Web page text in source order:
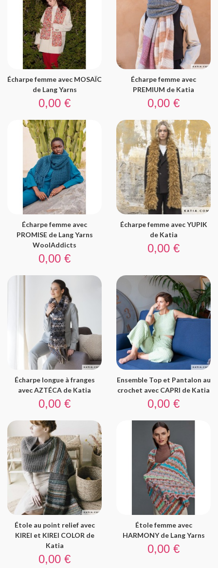
Écharpe femme avec MOSAÏC
de Lang Yarns
Prix
0,00 €
Écharpe femme avec
PREMIUM de Katia
Prix
0,00 €
Écharpe femme avec
PROMISE de Lang Yarns
WoolAddicts
Prix
0,00 €
Écharpe femme avec YUPIK
de Katia
Prix
0,00 €
Écharpe longue à franges
avec AZTÉCA de Katia
Prix
0,00 €
Ensemble Top et Pantalon au
crochet avec CAPRI de Katia
Prix
0,00 €
Étole au point relief avec
KIREI et KIREI COLOR de
Katia
Prix
0,00 €
Étole femme avec
HARMONY de Lang Yarns
Prix
0,00 €